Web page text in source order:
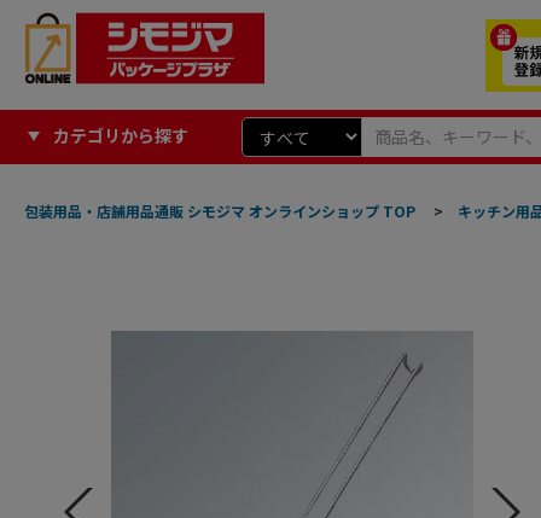
カテゴリから探す
包装用品・店舗用品通販 シモジマ オンラインショップ TOP > キッチン用